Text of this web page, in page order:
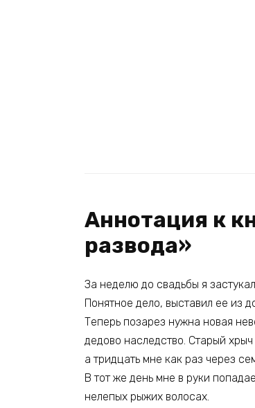
Аннотация к
развода»
За неделю до свадьбы я
Понятное дело, выставил ее из
Теперь позарез нужна новая
дедово наследство. Старый
а тридцать мне как раз через
В тот же день мне в руки
нелепых рыжих волосах.